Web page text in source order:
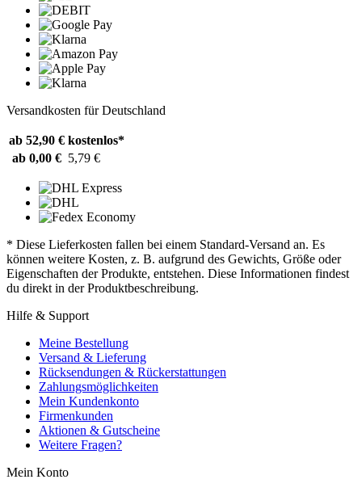
Versandkosten für Deutschland
ab 52,90 € kostenlos*
ab 0,00 € 5,79 €
* Diese Lieferkosten fallen bei einem Standard-Versand an. Es
können weitere Kosten, z. B. aufgrund des Gewichts, Größe oder
Eigenschaften der Produkte, entstehen. Diese Informationen findest
du direkt in der Produktbeschreibung.
Hilfe & Support
Meine Bestellung
Versand & Lieferung
Rücksendungen & Rückerstattungen
Zahlungsmöglichkeiten
Mein Kundenkonto
Firmenkunden
Aktionen & Gutscheine
Weitere Fragen?
Mein Konto